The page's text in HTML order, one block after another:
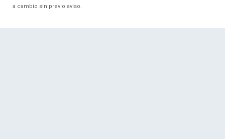
a cambio sin previo aviso.